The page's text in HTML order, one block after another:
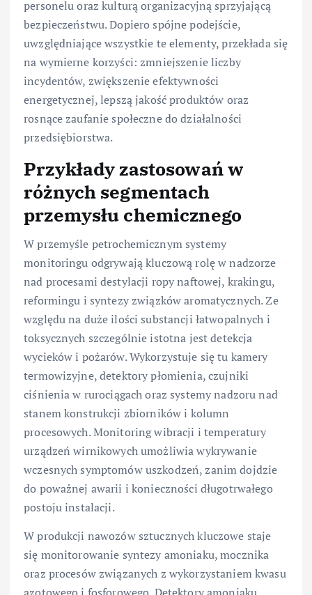
personelu oraz kulturą organizacyjną sprzyjającą
bezpieczeństwu. Dopiero spójne podejście,
uwzględniające wszystkie te elementy, przekłada się
na wymierne korzyści: zmniejszenie liczby
incydentów, zwiększenie efektywności
energetycznej, lepszą jakość produktów oraz
rosnące zaufanie społeczne do działalności
przedsiębiorstwa.
Przykłady zastosowań w
różnych segmentach
przemysłu chemicznego
W przemyśle petrochemicznym systemy
monitoringu odgrywają kluczową rolę w nadzorze
nad procesami destylacji ropy naftowej, krakingu,
reformingu i syntezy związków aromatycznych. Ze
względu na duże ilości substancji łatwopalnych i
toksycznych szczególnie istotna jest detekcja
wycieków i pożarów. Wykorzystuje się tu kamery
termowizyjne, detektory płomienia, czujniki
ciśnienia w rurociągach oraz systemy nadzoru nad
stanem konstrukcji zbiorników i kolumn
procesowych. Monitoring wibracji i temperatury
urządzeń wirnikowych umożliwia wykrywanie
wczesnych symptomów uszkodzeń, zanim dojdzie
do poważnej awarii i konieczności długotrwałego
postoju instalacji.
W produkcji nawozów sztucznych kluczowe staje
się monitorowanie syntezy amoniaku, mocznika
oraz procesów związanych z wykorzystaniem kwasu